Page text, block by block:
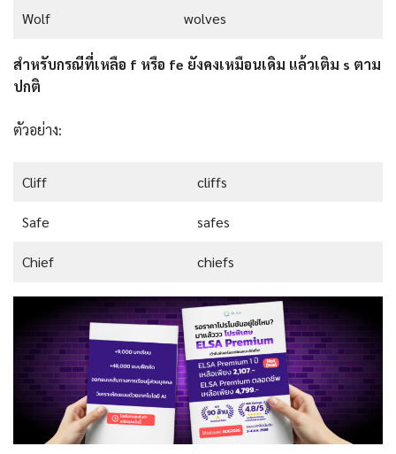
Wolf wolves
สำหรับกรณีที่เหลือ f หรือ fe ยังคงเหมือนเดิม แล้วเติม s ตาม
ปกติ
ตัวอย่าง:
Cliff cliffs
Safe safes
Chief chiefs